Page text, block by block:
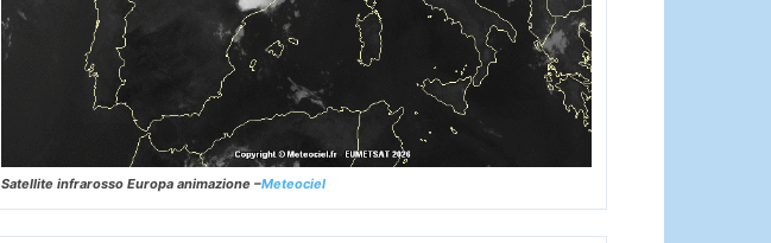
Satellite infrarosso Europa animazione –Meteociel